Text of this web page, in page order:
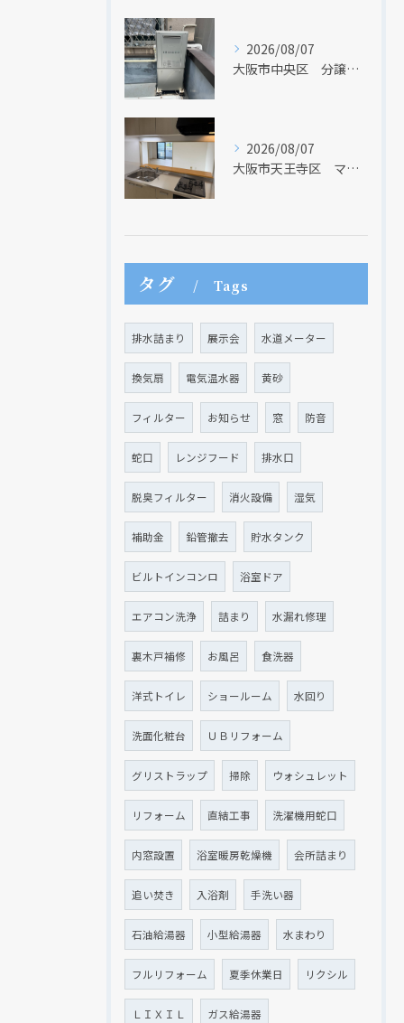
2026/08/07
大阪市中央区 分譲マンションの給湯器取替リフォーム工事 UV除菌機能搭載給湯器
2026/08/07
大阪市天王寺区 マンションのキッチン取替及び内装リフォーム工事 クリナップ
タグ Tags
排水詰まり 展示会 水道メーター
換気扇 電気温水器 黄砂
フィルター お知らせ 窓 防音
蛇口 レンジフード 排水口
脱臭フィルター 消火設備 湿気
補助金 鉛管撤去 貯水タンク
ビルトインコンロ 浴室ドア
エアコン洗浄 詰まり 水漏れ修理
裏木戸補修 お風呂 食洗器
洋式トイレ ショールーム 水回り
洗面化粧台 ＵＢリフォーム
グリストラップ 掃除 ウォシュレット
リフォーム 直結工事 洗濯機用蛇口
内窓設置 浴室暖房乾燥機 会所詰まり
追い焚き 入浴剤 手洗い器
石油給湯器 小型給湯器 水まわり
フルリフォーム 夏季休業日 リクシル
ＬＩＸＩＬ ガス給湯器
クリックでチラシのページにジャンプします
クリックでチラシのページにジャンプします